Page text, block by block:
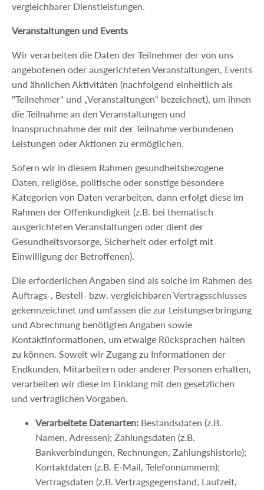
vergleichbarer Dienstleistungen.
Veranstaltungen und Events
Wir verarbeiten die Daten der Teilnehmer der von uns
angebotenen oder ausgerichteten Veranstaltungen, Events
und ähnlichen Aktivitäten (nachfolgend einheitlich als
"Teilnehmer" und „Veranstaltungen“ bezeichnet), um ihnen
die Teilnahme an den Veranstaltungen und
Inanspruchnahme der mit der Teilnahme verbundenen
Leistungen oder Aktionen zu ermöglichen.
Sofern wir in diesem Rahmen gesundheitsbezogene
Daten, religiöse, politische oder sonstige besondere
Kategorien von Daten verarbeiten, dann erfolgt diese im
Rahmen der Offenkundigkeit (z.B. bei thematisch
ausgerichteten Veranstaltungen oder dient der
Gesundheitsvorsorge, Sicherheit oder erfolgt mit
Einwilligung der Betroffenen).
Die erforderlichen Angaben sind als solche im Rahmen des
Auftrags-, Bestell- bzw. vergleichbaren Vertragsschlusses
gekennzeichnet und umfassen die zur Leistungserbringung
und Abrechnung benötigten Angaben sowie
Kontaktinformationen, um etwaige Rücksprachen halten
zu können. Soweit wir Zugang zu Informationen der
Endkunden, Mitarbeitern oder anderer Personen erhalten,
verarbeiten wir diese im Einklang mit den gesetzlichen
und vertraglichen Vorgaben.
Verarbeitete Datenarten: Bestandsdaten (z.B.
Namen, Adressen); Zahlungsdaten (z.B.
Bankverbindungen, Rechnungen, Zahlungshistorie);
Kontaktdaten (z.B. E-Mail, Telefonnummern);
Vertragsdaten (z.B. Vertragsgegenstand, Laufzeit,